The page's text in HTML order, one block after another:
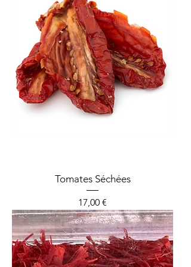
Tomates Séchées
Prix
17,00 €